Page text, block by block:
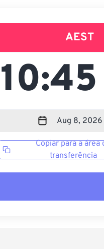
AEST
Copiar para a área
transferência